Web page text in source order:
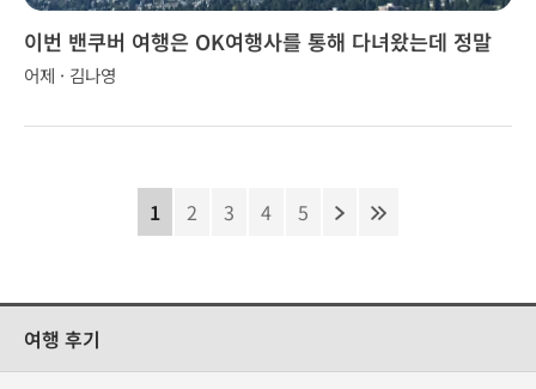
이번 밴쿠버 여행은 OK여행사를 통해 다녀왔는데 정말
좋았습니다.
어제 · 김나영
1 2 3 4 5
여행 후기